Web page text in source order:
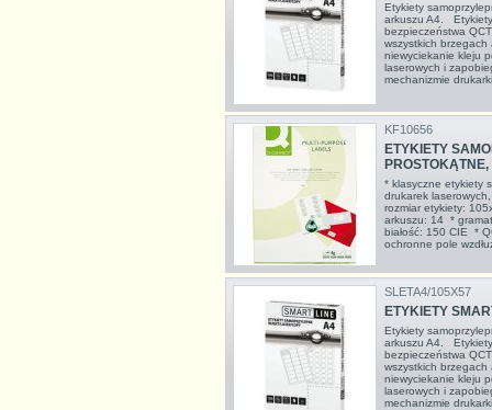
Etykiety
arkuszu A4.
bezpieczeństwa
wszystkich brzegach
niewyciekanie kleju
laserowych i
mechanizmie
KF10656
ETYKIETY
* klasyczne etykiety
drukarek
rozmiar etykiety:
arkuszu: 14 *
białość: 150 CIE *
ochronne pole
SLETA4/105X57
ETYKIETY
Etykiety
arkuszu A4.
bezpieczeństwa
wszystkich brzegach
niewyciekanie kleju
laserowych i
mechanizmie